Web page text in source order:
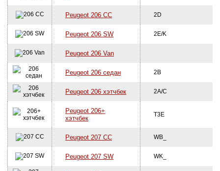
Peugeot 206 CC 2D
Peugeot 206 SW 2E/K
Peugeot 206 Van
Peugeot 206 седан 2B
Peugeot 206 хэтчбек 2A/C
Peugeot 206+
хэтчбек
T3E
Peugeot 207 CC WB_
Peugeot 207 SW WK_